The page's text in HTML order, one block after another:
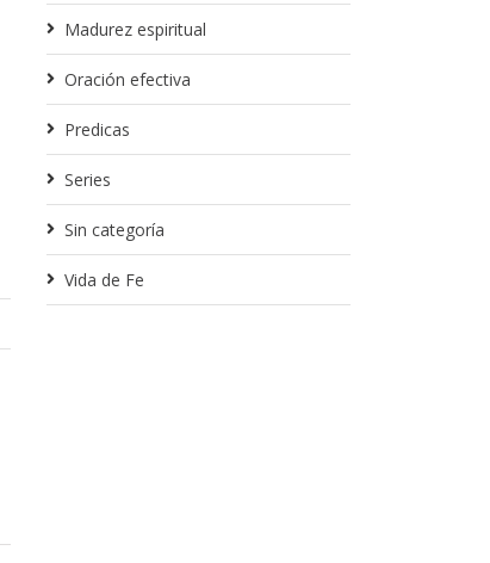
Madurez espiritual
Oración efectiva
Predicas
Series
Sin categoría
Vida de Fe